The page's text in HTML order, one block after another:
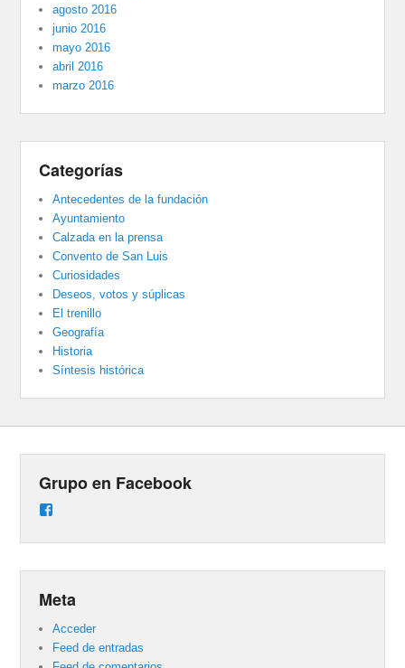
agosto 2016
junio 2016
mayo 2016
abril 2016
marzo 2016
Categorías
Antecedentes de la fundación
Ayuntamiento
Calzada en la prensa
Convento de San Luis
Curiosidades
Deseos, votos y súplicas
El trenillo
Geografía
Historia
Síntesis histórica
Grupo en Facebook
en
Meta
Acceder
Feed de entradas